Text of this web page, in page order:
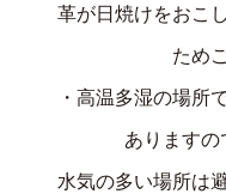
革が日焼けをおこ
ため
・高温多湿の場所
あります
水気の多い場所は